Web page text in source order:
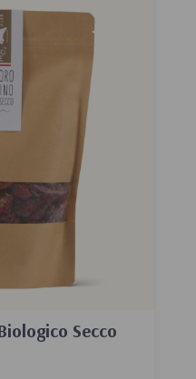
Secco